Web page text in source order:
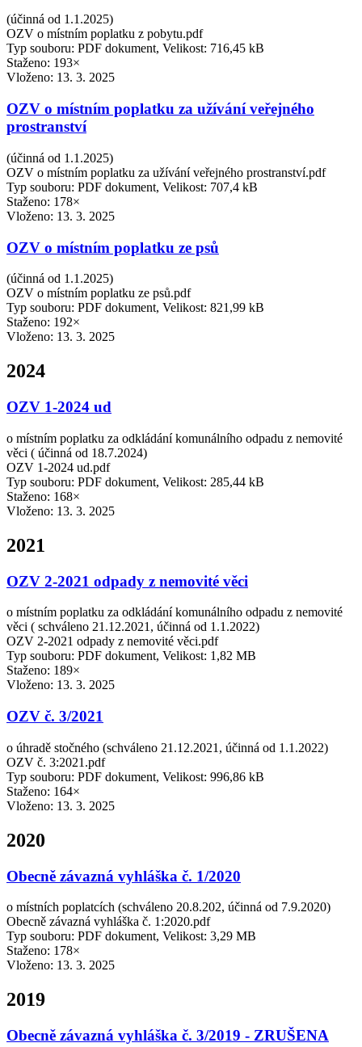
(účinná od 1.1.2025)
OZV o místním poplatku z pobytu.pdf
Typ souboru: PDF dokument, Velikost: 716,45 kB
Staženo: 193×
Vloženo: 13. 3. 2025
OZV o místním poplatku za užívání veřejného
prostranství
(účinná od 1.1.2025)
OZV o místním poplatku za užívání veřejného prostranství.pdf
Typ souboru: PDF dokument, Velikost: 707,4 kB
Staženo: 178×
Vloženo: 13. 3. 2025
OZV o místním poplatku ze psů
(účinná od 1.1.2025)
OZV o místním poplatku ze psů.pdf
Typ souboru: PDF dokument, Velikost: 821,99 kB
Staženo: 192×
Vloženo: 13. 3. 2025
2024
OZV 1-2024 ud
o místním poplatku za odkládání komunálního odpadu z nemovité
věci ( účinná od 18.7.2024)
OZV 1-2024 ud.pdf
Typ souboru: PDF dokument, Velikost: 285,44 kB
Staženo: 168×
Vloženo: 13. 3. 2025
2021
OZV 2-2021 odpady z nemovité věci
o místním poplatku za odkládání komunálního odpadu z nemovité
věci ( schváleno 21.12.2021, účinná od 1.1.2022)
OZV 2-2021 odpady z nemovité věci.pdf
Typ souboru: PDF dokument, Velikost: 1,82 MB
Staženo: 189×
Vloženo: 13. 3. 2025
OZV č. 3/2021
o úhradě stočného (schváleno 21.12.2021, účinná od 1.1.2022)
OZV č. 3:2021.pdf
Typ souboru: PDF dokument, Velikost: 996,86 kB
Staženo: 164×
Vloženo: 13. 3. 2025
2020
Obecně závazná vyhláška č. 1/2020
o místních poplatcích (schváleno 20.8.202, účinná od 7.9.2020)
Obecně závazná vyhláška č. 1:2020.pdf
Typ souboru: PDF dokument, Velikost: 3,29 MB
Staženo: 178×
Vloženo: 13. 3. 2025
2019
Obecně závazná vyhláška č. 3/2019 - ZRUŠENA